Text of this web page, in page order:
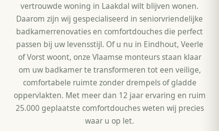
vertrouwde woning in Laakdal wilt blijven wonen.
Daarom zijn wij gespecialiseerd in seniorvriendelijke
badkamerrenovaties en comfortdouches die perfect
passen bij uw levensstijl. Of u nu in Eindhout, Veerle
of Vorst woont, onze Vlaamse monteurs staan klaar
om uw badkamer te transformeren tot een veilige,
comfortabele ruimte zonder drempels of gladde
oppervlakten. Met meer dan 12 jaar ervaring en ruim
25.000 geplaatste comfortdouches weten wij precies
waar u op let.